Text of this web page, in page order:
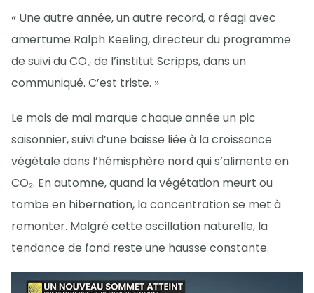
« Une autre année, un autre record, a réagi avec
amertume Ralph Keeling, directeur du programme
de suivi du CO₂ de l’institut Scripps, dans un
communiqué. C’est triste. »
Le mois de mai marque chaque année un pic
saisonnier, suivi d’une baisse liée à la croissance
végétale dans l’hémisphère nord qui s’alimente en
CO₂. En automne, quand la végétation meurt ou
tombe en hibernation, la concentration se met à
remonter. Malgré cette oscillation naturelle, la
tendance de fond reste une hausse constante.